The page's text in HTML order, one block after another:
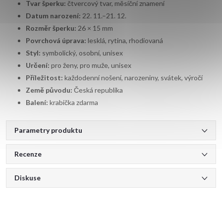
Tvar šperku: čtvercový tvar, měsíční znamení
Datum narození: 22. 11.–21. 12.
Rozměr šperku: 26 × 15 mm
Povrchová úprava: lesklá, rytina, rhodiovaná
Styl: symbolický, osobní, unisex
Určení: pro ženy, pro muže, unisex
Příležitost: každodenní nošení, narozeniny, svátek, výročí
Země původu: Česká republika
Balení: krabička zdarma
Parametry produktu
Recenze
Diskuse